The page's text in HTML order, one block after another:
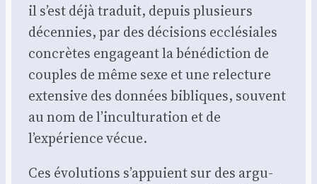
il s’est déjà tra­duit, depuis plu­sieurs
décen­nies, par des déci­sions ecclé­siales
concrètes enga­geant la béné­dic­tion de
couples de même sexe et une relec­ture
exten­sive des don­nées bibliques, sou­vent
au nom de l’inculturation et de
l’expérience vécue.
Ces évo­lu­tions s’appuient sur des argu­